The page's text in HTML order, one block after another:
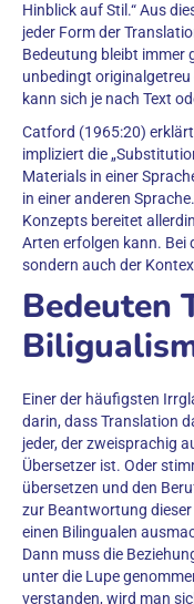
Hinblick auf Stil.“ Aus
jeder Form der
Bedeutung bleibt immer
unbedingt originalgetreu
kann sich je nach Text
Catford (1965:20)
impliziert die
Materials in einer
in einer anderen
Konzepts bereitet
Arten erfolgen kann. Bei
sondern auch der
Bedeuten
Einer der häufigsten
darin, dass Translation
jeder, der zweisprachig
Übersetzer ist. Oder
übersetzen und den
zur Beantwortung
einen Bilingualen
Dann muss die
unter die Lupe
verstanden, wird man